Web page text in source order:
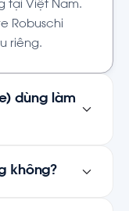
tại Việt Nam.
Robuschi
riêng.
dùng làm
không?